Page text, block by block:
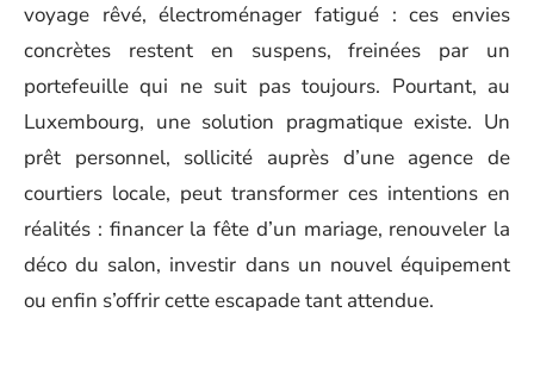
voyage rêvé, électroménager fatigué : ces envies
concrètes restent en suspens, freinées par un
portefeuille qui ne suit pas toujours. Pourtant, au
Luxembourg, une solution pragmatique existe. Un
prêt personnel, sollicité auprès d’une agence de
courtiers locale, peut transformer ces intentions en
réalités : financer la fête d’un mariage, renouveler la
déco du salon, investir dans un nouvel équipement
ou enfin s’offrir cette escapade tant attendue.